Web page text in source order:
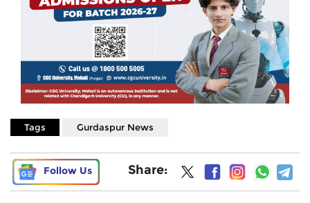
Tags Gurdaspur News
Follow Us Share: